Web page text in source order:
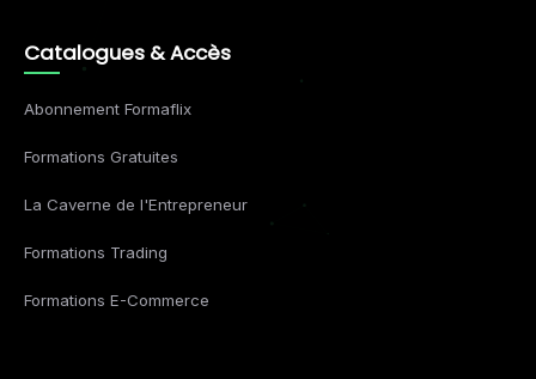
Catalogues & Accès
Abonnement Formaflix
Formations Gratuites
La Caverne de l'Entrepreneur
Formations Trading
Formations E-Commerce